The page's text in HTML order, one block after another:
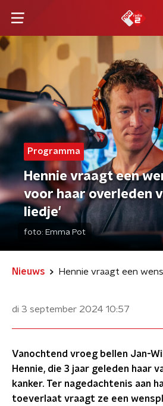
Programma
Hennie vraagt een
voor haar overleden
liedje'
foto: Emma Pot
Nieuws
di 3 september 2024 10:57
Vanochtend vroeg bellen Jan-
Hennie, die 3 jaar geleden haar
kanker. Ter nagedachtenis aan
toeverlaat vraagt ze een